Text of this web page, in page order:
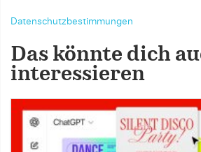
Datenschutzbestimmungen
Das könnte dich
interessieren